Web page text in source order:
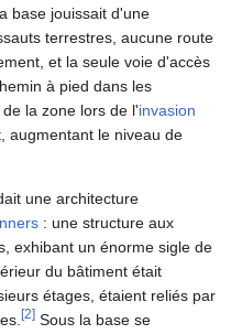
base jouissait d'une
terrestres, aucune route
et la seule voie d'accès
à pied dans les
de la zone lors de l'invasion
augmentant le niveau de
une architecture
: une structure aux
exhibant un énorme sigle de
du bâtiment était
étages, étaient reliés par
[2] Sous la base se